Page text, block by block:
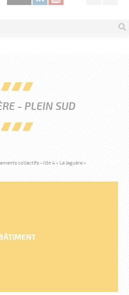
- PLEIN SUD
collectifs - Ilôt 4 « La Jaguère »